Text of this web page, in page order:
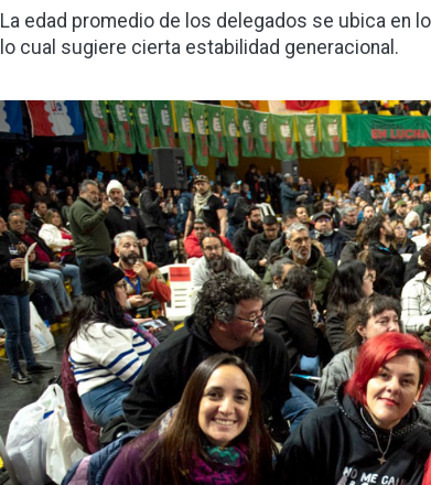
La edad promedio de los delegados se ubica en
lo cual sugiere cierta estabilidad generacional.
Imagen